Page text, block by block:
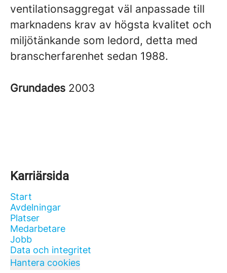
ventilationsaggregat väl anpassade till
marknadens krav av högsta kvalitet och
miljötänkande som ledord, detta med
branscherfarenhet sedan 1988.
Grundades 2003
Karriärsida
Start
Avdelningar
Platser
Medarbetare
Jobb
Data och integritet
Hantera cookies